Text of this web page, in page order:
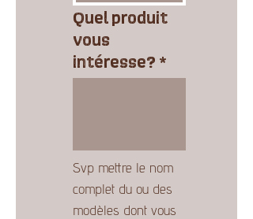
Quel produit
vous
intéresse? *
Svp mettre le nom
complet du ou des
modèles dont vous